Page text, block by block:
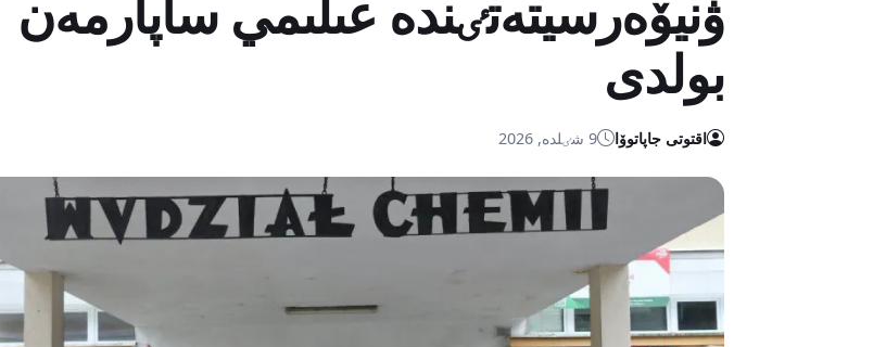
بولدى
اقتوتى جاپاتوۆا 9 شٸلدە, 2026